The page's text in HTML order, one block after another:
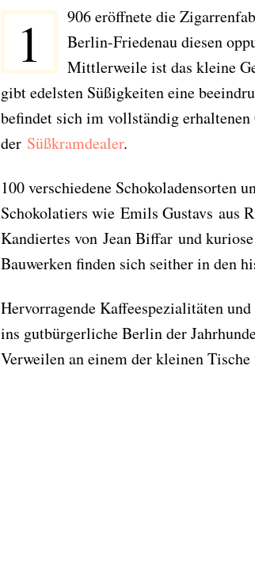
1
906 eröffnete die
Berlin-Friedenau diesen
Mittlerweile ist das kleine
gibt edelsten Süßigkeiten eine
befindet sich im vollständig
der Süßkramdealer.
100 verschiedene Schokoladensorten
Schokolatiers wie Emils Gustavs aus
Kandiertes von Jean Biffar und
Bauwerken finden sich seither in den
Hervorragende Kaffeespezialitäten
ins gutbürgerliche Berlin der
Verweilen an einem der kleinen